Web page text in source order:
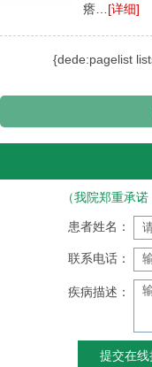
瘩… [详细]
{dede:pagelist
（我院郑重承
患者姓名：
联系电话：
疾病描述：